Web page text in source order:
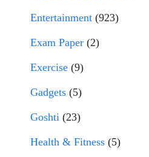
Entertainment (923)
Exam Paper (2)
Exercise (9)
Gadgets (5)
Goshti (23)
Health & Fitness (5)